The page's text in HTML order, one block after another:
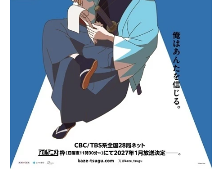
冬アニメ
男性声優/女性声優一覧
FOLLOW US